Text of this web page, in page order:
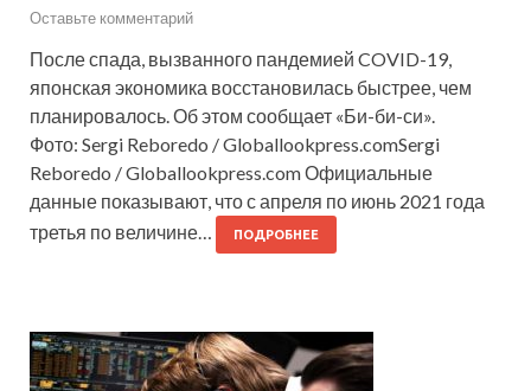
Оставьте комментарий
После спада, вызванного пандемией COVID-19,
японская экономика восстановилась быстрее, чем
планировалось. Об этом сообщает «Би-би-си».
Фото: Sergi Reboredo / Globallookpress.comSergi
Reboredo / Globallookpress.com Официальные
данные показывают, что с апреля по июнь 2021 года
третья по величине…
ПОДРОБНЕЕ